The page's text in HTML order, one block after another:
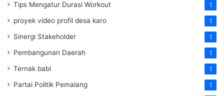
Tips Mengatur Durasi Workout 1
proyek video profil desa karo 1
Sinergi Stakeholder 1
Pembangunan Daerah 1
Ternak babi 1
Partai Politik Pemalang 1